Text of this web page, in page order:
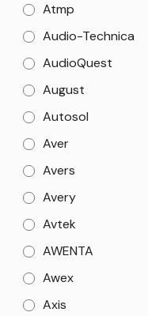
Atmp
Audio-Technica
AudioQuest
August
Autosol
Aver
Avers
Avery
Avtek
AWENTA
Awex
Axis